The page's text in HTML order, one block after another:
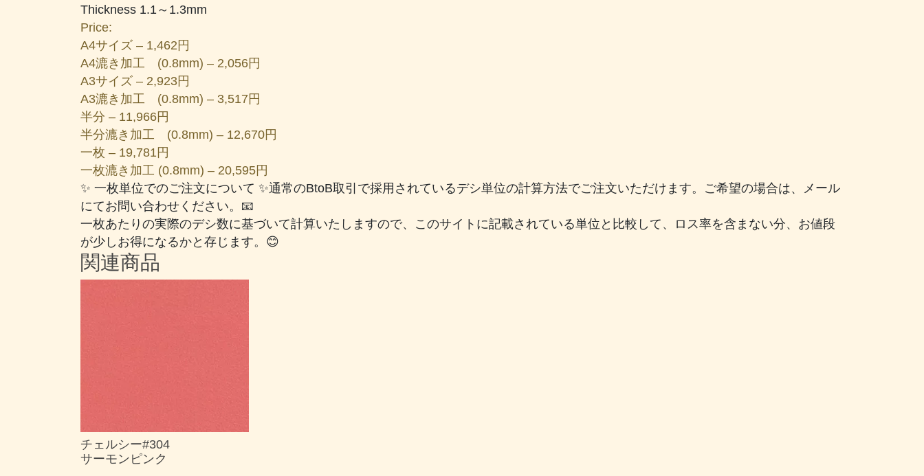
Thickness 1.1～1.3mm
Price:
A4サイズ – 1,462円
A4漉き加工 (0.8mm) – 2,056円
A3サイズ – 2,923円
A3漉き加工 (0.8mm) – 3,517円
半分 – 11,966円
半分漉き加工 (0.8mm) – 12,670円
一枚 – 19,781円
一枚漉き加工 (0.8mm) – 20,595円
✨ 一枚単位でのご注文について ✨通常のBtoB取引で採用されているデシ単位の計算方法でご注文いただけます。ご希望の場合は、メール
にてお問い合わせください。📧
一枚あたりの実際のデシ数に基づいて計算いたしますので、このサイトに記載されている単位と比較して、ロス率を含まない分、お値段
が少しお得になるかと存じます。😊
関連商品
チェルシー#304
サーモンピンク